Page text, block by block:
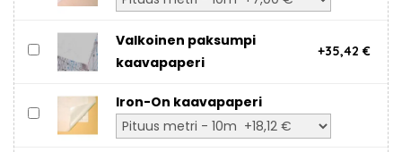
Valkoinen paksumpi
kaavapaperi
+35,42 €
Iron-On kaavapaperi